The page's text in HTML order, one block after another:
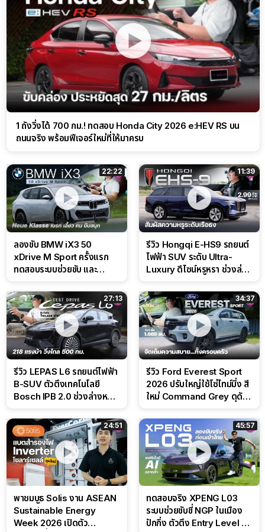
1 ถังวิ่งได้ 700 กม.! ทดสอบ Honda City 2026 e:HEV RS บน
ถนนจริง พร้อมฟีเจอร์ใหม่ที่ให้มาครบ
22:22
ลองขับ BMW iX3 50
xDrive M Sport ครั้งแรก
ทดสอบระบบช่วยขับ และ
สนาม
11:39
รีวิว Hongqi E-HS9 รถยนต์
ไฟฟ้า SUV ระดับ Ultra-
Luxury ดีไซน์หรูหรา ช่วงล่าง
27:13
รีวิว LEPAS L6 รถยนต์ไฟฟ้า
B-SUV ตัวตึงเทคโนโลยี
Bosch IPB 2.0 ช่วงล่างหนึบ
34:37
รีวิว Ford Everest Sport
2026 ปรับใหญ่ใช้โซ่ไทม์มิ่ง สี
ใหม่ Command Grey ดุดัน
24:51
พาชมบูธ Solis งาน ASEAN
Sustainable Energy
Week 2026 เปิดตัว
45:57
ทดสอบจริง XPENG L03
ระบบช่วยขับขี่ NGP ในเมือง
ปักกิ่ง ตัวตึง Entry Level ที่